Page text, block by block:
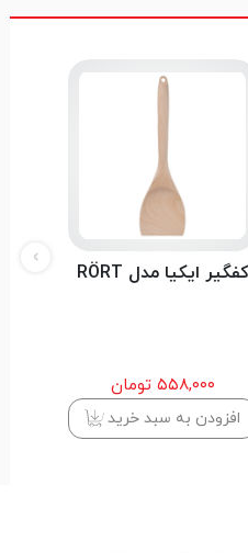
کفگیر ایکیا مدل RÖRT
۵۵۸,۰۰۰ تومان
افزودن به سبد خرید
›